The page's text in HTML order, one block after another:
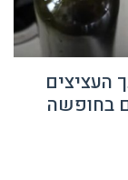
העציצים
בחופשה